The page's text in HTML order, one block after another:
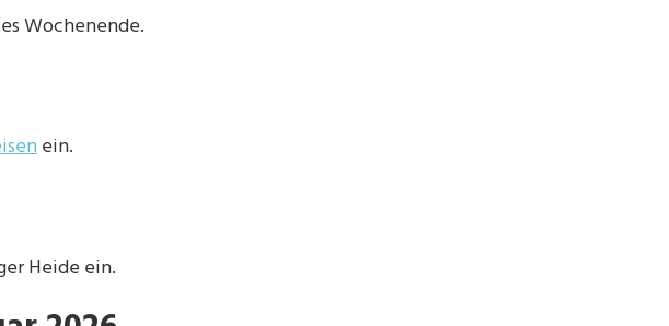
Wochenende.
ein.
Heide ein.